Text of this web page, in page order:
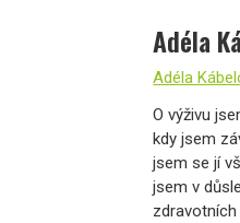
Adéla
Adéla
O výživu
kdy jsem
jsem se jí
jsem v